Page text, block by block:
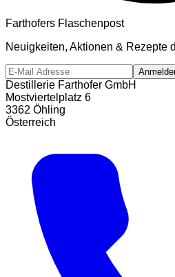
Farthofers Flaschenpost
Neuigkeiten, Aktionen & Rezepte
Destillerie Farthofer GmbH
Mostviertelplatz 6
3362 Öhling
Österreich